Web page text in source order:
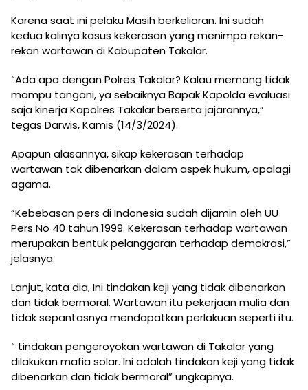
Karena saat ini pelaku Masih berkeliaran. Ini sudah
kedua kalinya kasus kekerasan yang menimpa rekan-
rekan wartawan di Kabupaten Takalar.
“Ada apa dengan Polres Takalar? Kalau memang tidak
mampu tangani, ya sebaiknya Bapak Kapolda evaluasi
saja kinerja Kapolres Takalar berserta jajarannya,”
tegas Darwis, Kamis (14/3/2024).
Apapun alasannya, sikap kekerasan terhadap
wartawan tak dibenarkan dalam aspek hukum, apalagi
agama.
“Kebebasan pers di Indonesia sudah dijamin oleh UU
Pers No 40 tahun 1999. Kekerasan terhadap wartawan
merupakan bentuk pelanggaran terhadap demokrasi,”
jelasnya.
Lanjut, kata dia, Ini tindakan keji yang tidak dibenarkan
dan tidak bermoral. Wartawan itu pekerjaan mulia dan
tidak sepantasnya mendapatkan perlakuan seperti itu.
“ tindakan pengeroyokan wartawan di Takalar yang
dilakukan mafia solar. Ini adalah tindakan keji yang tidak
dibenarkan dan tidak bermoral” ungkapnya.